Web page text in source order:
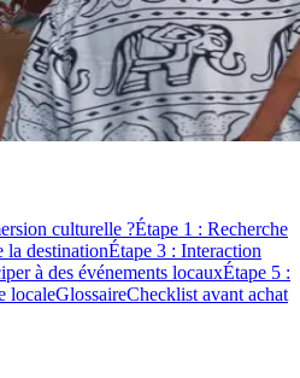
culturelle ?Étape 1 : Recherche
la destinationÉtape 3 : Interaction
à des événements locauxÉtape 5 :
localeGlossaireChecklist avant achat